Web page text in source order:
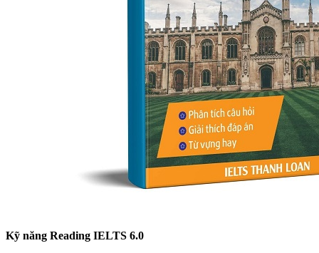
Kỹ năng Reading IELTS 6.0